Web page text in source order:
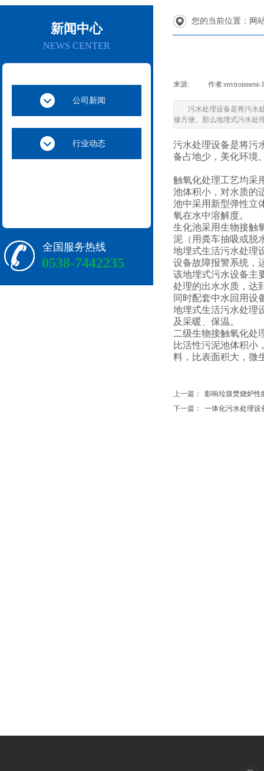
新闻中心
全国服务热线
0538-7442235
NEWS CENTER
公司新闻
行业动态
您的当前位置： 网
来源: 作者:environment-
污水处理设备是将污水
修方便。那么地埋式污水处
污水处理设备是将污
备占地少，美化环境
触氧化处理工艺均采
池体积小，对水质的
池中采用新型弹性立
氧在水中溶解度。
生化池采用生物接触
泥（用粪车抽吸或脱
地埋式生活污水处理
设备故障报警系统，
该地埋式污水设备主
处理的出水水质，达
同时配套中水回用设
地埋式生活污水处理
及采暖、保温。
二级生物接触氧化处
比活性污泥池体积小
料，比表面积大，微
上一篇：
影响垃圾焚烧炉性
下一篇：
一体化污水处理设